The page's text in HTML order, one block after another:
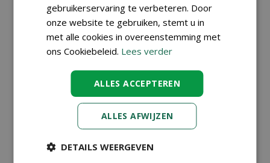
15 TUIN- EN
AUGUSTUS
Gepubliceerd op
31 juli
Wij geven je15
leuke tips voor in
de tuin en op het
COSTA DEL TUIN:
ZONDER WEG TE
GAAN
Gepubliceerd op
2026
Creëer een
gebruikerservaring te verbeteren. Door
onze website te gebruiken, stemt u in
met alle cookies in overeenstemming met
ons Cookiebeleid. Lees verder
ALLES ACCEPTEREN
ALLES AFWIJZEN
DETAILS WEERGEVEN